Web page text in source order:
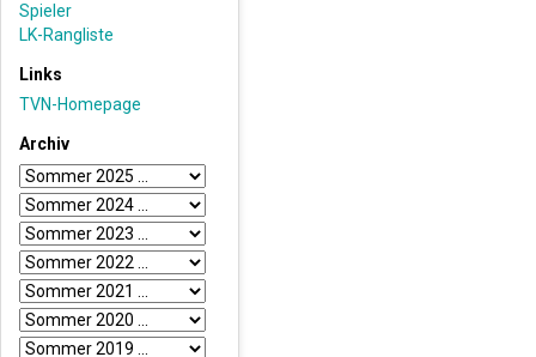
Spieler
LK-Rangliste
Links
TVN-Homepage
Archiv